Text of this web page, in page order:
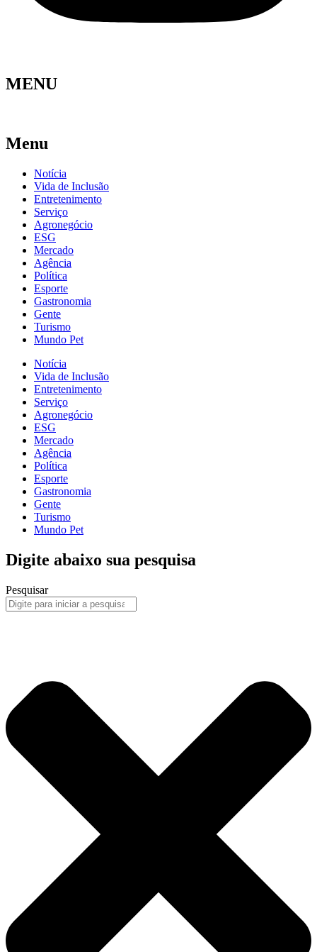
MENU
Menu
Notícia
Vida de Inclusão
Entretenimento
Serviço
Agronegócio
ESG
Mercado
Agência
Política
Esporte
Gastronomia
Gente
Turismo
Mundo Pet
Notícia
Vida de Inclusão
Entretenimento
Serviço
Agronegócio
ESG
Mercado
Agência
Política
Esporte
Gastronomia
Gente
Turismo
Mundo Pet
Digite abaixo sua pesquisa
Pesquisar